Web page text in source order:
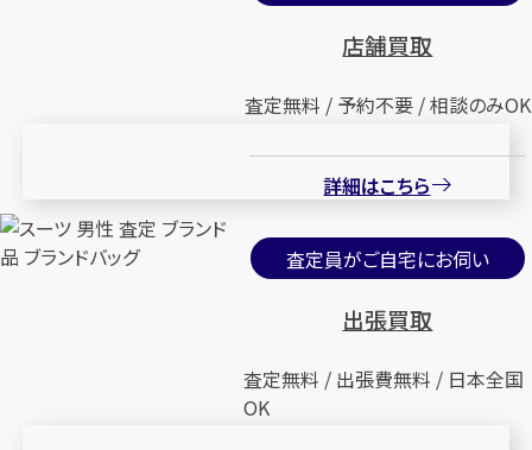
店舗買取
査定無料 / 予約不要 / 相談のみOK
詳細はこちら
査定員がご自宅にお伺い
出張買取
査定無料 / 出張費無料 / 日本全国
OK